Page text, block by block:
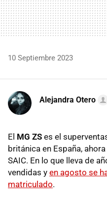
10 Septiembre 2023
Alejandra Otero
El MG ZS es el
británica en España,
SAIC. En lo que lleva de
vendidas y en agosto se
matriculado.